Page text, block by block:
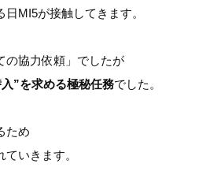
MI5が接触してきます。
の協力依頼」でしたが
”を求める極秘任務でした。
ため
いきます。